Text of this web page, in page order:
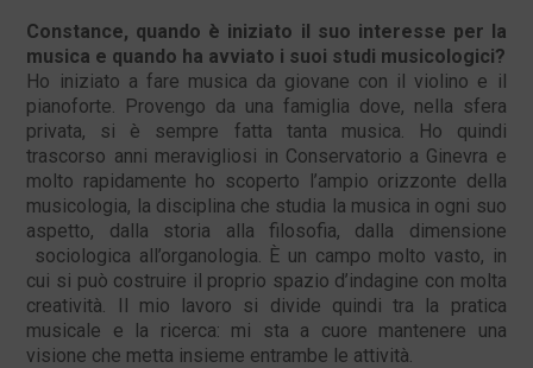
Constance, quando è iniziato il suo interesse per la
musica e quando ha avviato i suoi studi musicologici?
Ho iniziato a fare musica da giovane con il violino e il
pianoforte. Provengo da una famiglia dove, nella sfera
privata, si è sempre fatta tanta musica. Ho quindi
trascorso anni meravigliosi in Conservatorio a Ginevra e
molto rapidamente ho scoperto l’ampio orizzonte della
musicologia, la disciplina che studia la musica in ogni suo
aspetto, dalla storia alla filosofia, dalla dimensione
sociologica all’organologia. È un campo molto vasto, in
cui si può costruire il proprio spazio d’indagine con molta
creatività. Il mio lavoro si divide quindi tra la pratica
musicale e la ricerca: mi sta a cuore mantenere una
visione che metta insieme entrambe le attività.